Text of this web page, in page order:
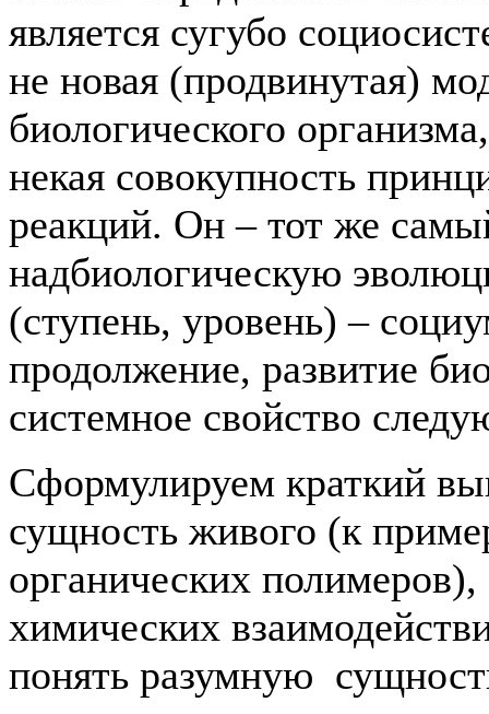
является сугубо
не новая (продвинутая)
биологического
некая совокупность
реакций. Он – тот же
надбиологическую
(ступень, уровень) –
продолжение, развитие
системное свойство
Сформулируем краткий
сущность живого (к
органических
химических
понять разумную